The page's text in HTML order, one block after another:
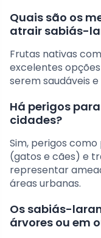
Quais são os
atrair sabiás-
Frutas nativas
excelentes
serem saudáveis
Há perigos
cidades?
Sim, perigos
(gatos e cães) e
representar
áreas urbanas.
Os sabiás-
árvores ou em